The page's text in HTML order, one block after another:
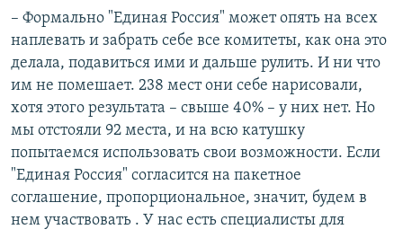
– Формально "Единая Россия" может опять на всех
наплевать и забрать себе все комитеты, как она это
делала, подавиться ими и дальше рулить. И ни что
им не помешает. 238 мест они себе нарисовали,
хотя этого результата – свыше 40% – у них нет. Но
мы отстояли 92 места, и на всю катушку
попытаемся использовать свои возможности. Если
"Единая Россия" согласится на пакетное
соглашение, пропорциональное, значит, будем в
нем участвовать . У нас есть специалисты для